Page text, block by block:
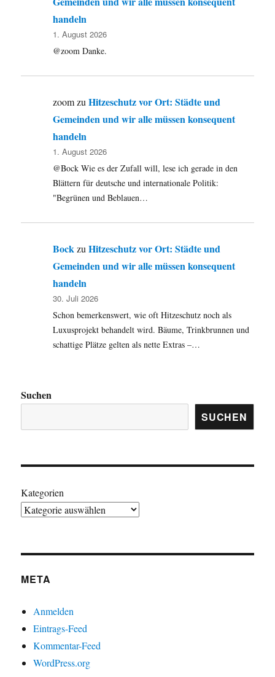
handeln
1. August 2026
@zoom Danke.
zoomzuHitzeschutz vor Ort: Städte und
Gemeinden und wir alle müssen konsequent
handeln
1. August 2026
@Bock Wie es der Zufall will, lese ich gerade in den
Blättern für deutsche und internationale Politik:
"Begrünen und Beblauen…
BockzuHitzeschutz vor Ort: Städte und
Gemeinden und wir alle müssen konsequent
handeln
30. Juli 2026
Schon bemerkenswert, wie oft Hitzeschutz noch als
Luxusprojekt behandelt wird. Bäume, Trinkbrunnen und
schattige Plätze gelten als nette Extras –…
Suchen
SUCHEN
Kategorien
META
Anmelden
Eintrags-Feed
Kommentar-Feed
WordPress.org